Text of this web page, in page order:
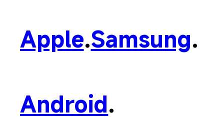
Apple.Samsung.
Android.